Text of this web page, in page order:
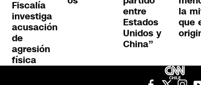
Fiscalía
investiga
acusación
de
agresión
física
entre
Estados
Unidos y
China”
la
que